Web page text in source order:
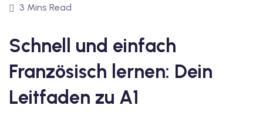
C1
Deutsch C1
C1
3 Mins Read
Schnell und einfach
Französisch lernen: Dein
Leitfaden zu A1